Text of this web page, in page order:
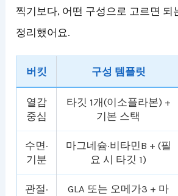
찍기보다, 어떤 구성으로 고르면 되
정리했어요.
버킷 구성 템플릿
열감
중심
타깃 1개(이소플라본) +
기본 스택
수면·
기분
마그네슘·비타민B + (필
요 시 타깃 1)
관절·
GLA 또는 오메가3 + 마